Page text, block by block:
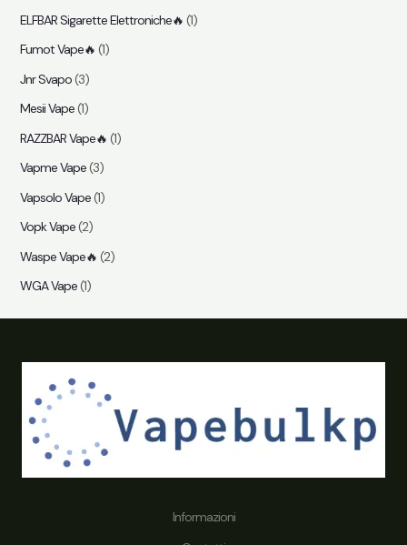
ELFBAR Sigarette Elettroniche🔥 (1)
Fumot Vape🔥 (1)
Jnr Svapo(3)
Mesii Vape(1)
RAZZBAR Vape🔥 (1)
Vapme Vape(3)
Vapsolo Vape(1)
Vopk Vape(2)
Waspe Vape🔥 (2)
WGA Vape(1)
Informazioni